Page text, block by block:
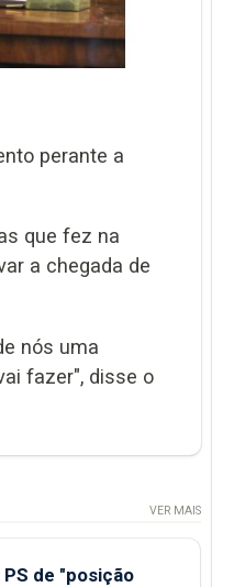
perante a
que fez na
a chegada de
nós uma
fazer", disse o
VER MAIS
de "posição